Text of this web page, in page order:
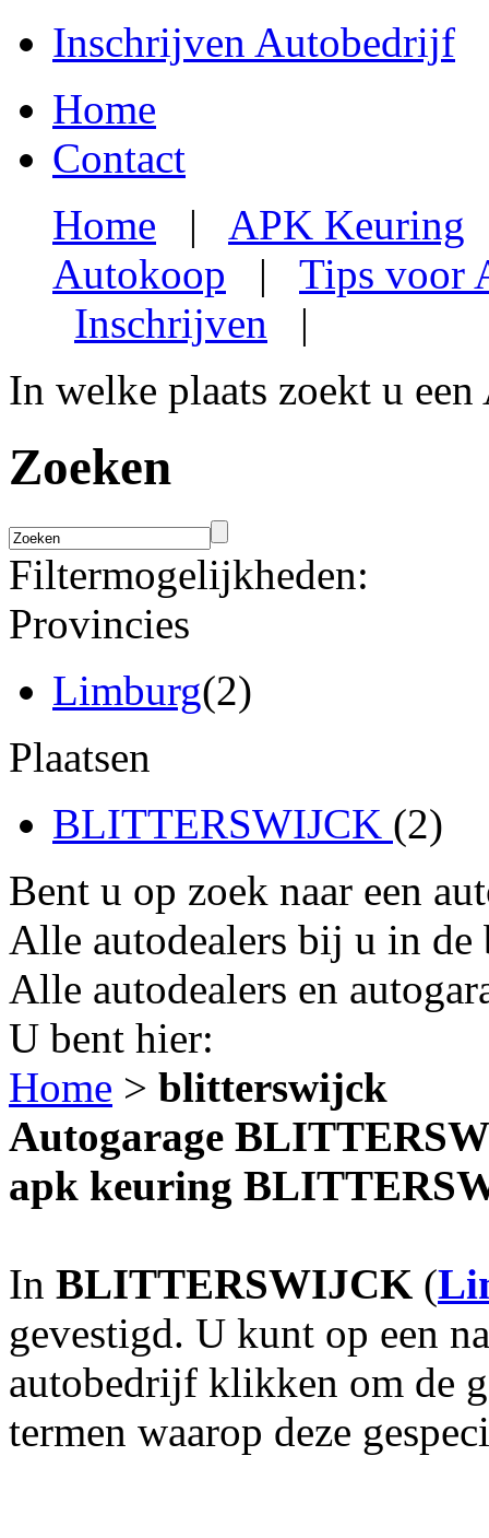
Inschrijven Autobedrijf
Home
Contact
Home | APK Keuring
Autokoop | Tips voor
Inschrijven |
In welke plaats zoekt u
Zoeken
Filtermogelijkheden:
Provincies
Limburg(2)
Plaatsen
BLITTERSWIJCK (2)
Bent u op zoek naar een
Alle autodealers bij u in
Alle autodealers en
U bent hier:
Home > blitterswijck
Autogarage
apk keuring
In BLITTERSWIJCK (
gevestigd. U kunt op een
autobedrijf klikken om de
termen waarop deze